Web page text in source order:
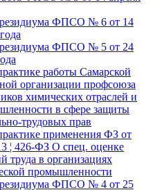
ФПСО № 6 от 14
ФПСО № 5 от 24
работы Самарской
организации профсоюза
химических отраслей и
в сфере защиты
трудовых прав
применения ФЗ от
¦ 426-ФЗ О спец. оценке
труда в организациях
промышленности
ФПСО № 4 от 25